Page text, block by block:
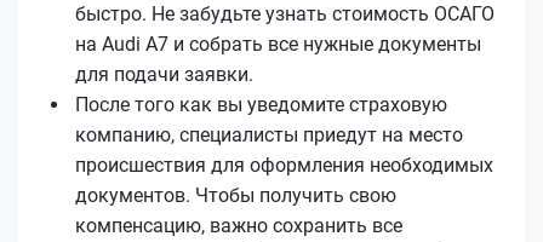
быстро. Не забудьте узнать стоимость ОСАГО
на Audi A7 и собрать все нужные документы
для подачи заявки.
После того как вы уведомите страховую
компанию, специалисты приедут на место
происшествия для оформления необходимых
документов. Чтобы получить свою
компенсацию, важно сохранить все